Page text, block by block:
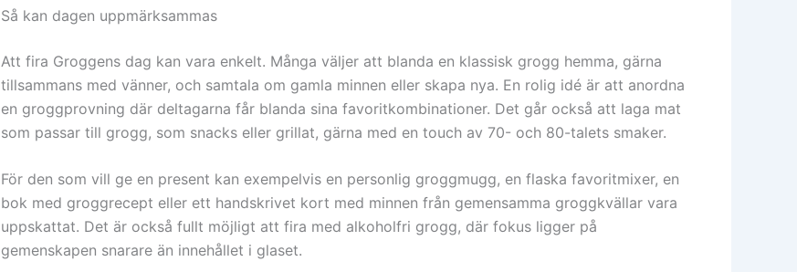
Så kan dagen uppmärksammas
Att fira Groggens dag kan vara enkelt. Många väljer att blanda en klassisk grogg hemma, gärna
tillsammans med vänner, och samtala om gamla minnen eller skapa nya. En rolig idé är att anordna
en groggprovning där deltagarna får blanda sina favoritkombinationer. Det går också att laga mat
som passar till grogg, som snacks eller grillat, gärna med en touch av 70- och 80-talets smaker.
För den som vill ge en present kan exempelvis en personlig groggmugg, en flaska favoritmixer, en
bok med groggrecept eller ett handskrivet kort med minnen från gemensamma groggkvällar vara
uppskattat. Det är också fullt möjligt att fira med alkoholfri grogg, där fokus ligger på
gemenskapen snarare än innehållet i glaset.